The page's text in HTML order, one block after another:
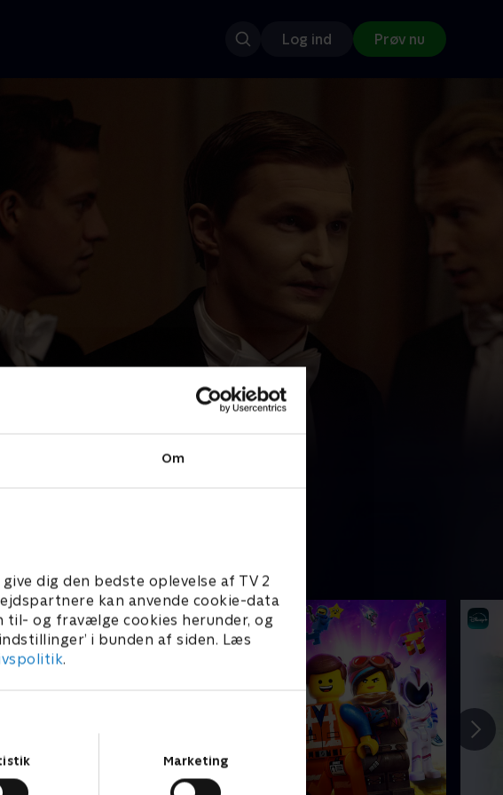
Om
dig den bedste oplevelse af TV 2
kan anvende cookie-data
og fravælge cookies herunder, og
i bunden af siden. Læs
.
Marketing
Log ind Prøv nu